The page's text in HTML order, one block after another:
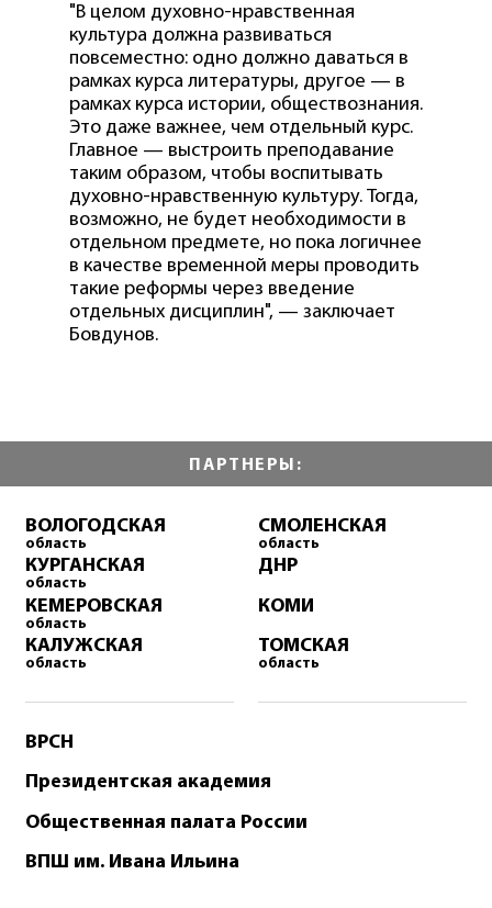
"В целом духовно-нравственная
культура должна развиваться
повсеместно: одно должно даваться в
рамках курса литературы, другое — в
рамках курса истории, обществознания.
Это даже важнее, чем отдельный курс.
Главное — выстроить преподавание
таким образом, чтобы воспитывать
духовно-нравственную культуру. Тогда,
возможно, не будет необходимости в
отдельном предмете, но пока логичнее
в качестве временной меры проводить
такие реформы через введение
отдельных дисциплин", — заключает
Бовдунов.
ПАРТНЕРЫ:
ВОЛОГОДСКАЯ
область
КУРГАНСКАЯ
область
КЕМЕРОВСКАЯ
область
КАЛУЖСКАЯ
область
СМОЛЕНСКАЯ
область
ДНР
КОМИ
ТОМСКАЯ
область
ВРСН
Президентская академия
Общественная палата России
ВПШ им. Ивана Ильина